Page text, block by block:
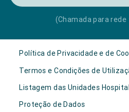
(Chamada para
Política de Privacidade e de
Termos e Condições de
Listagem das Unidades
Proteção de Dados